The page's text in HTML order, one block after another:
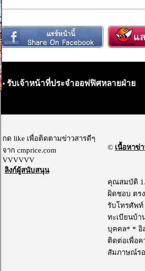
• รับเจ้าหน้าที่ประจำออฟฟิศหลายฝ่าย
กด like เพื่อติดตามข่าวสารดีๆ
จาก cmprice.com
VVVVVV
ลิงก์ผู้สนับสนุน
© เนื้อหาข่
คุณสมบัติ 1.
ผิดชอบ ตร
รับโทรศัพท์
ทะเบียนบ้า
บุคคล* * อิ
ติดต่อเพื่อค
สัมภาษณ์ร